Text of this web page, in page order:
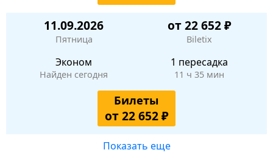
11.09.2026
Пятница
от 22 652 ₽
Biletix
Эконом
Найден сегодня
1 пересадка
11 ч 35 мин
Билеты
от 22 652 ₽
Показать еще